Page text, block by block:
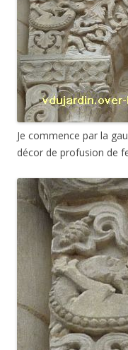
Je commence par la
décor de profusion de